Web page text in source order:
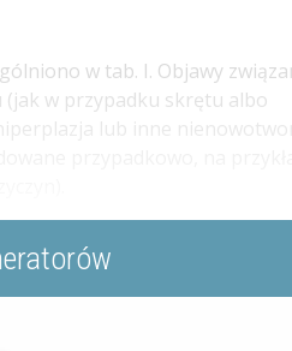
w tab. I. Objawy
w przypadku skrętu albo
lub inne